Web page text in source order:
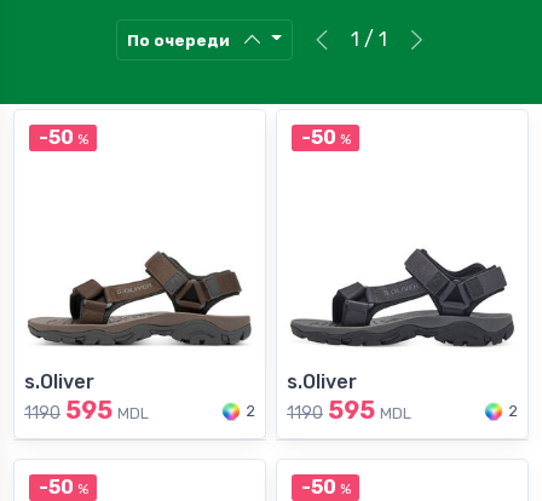
По очереди 1 / 1
-50 %
s.Oliver
1190 595 MDL 2
-50 %
s.Oliver
1190 595 MDL 2
-50 % -50 %